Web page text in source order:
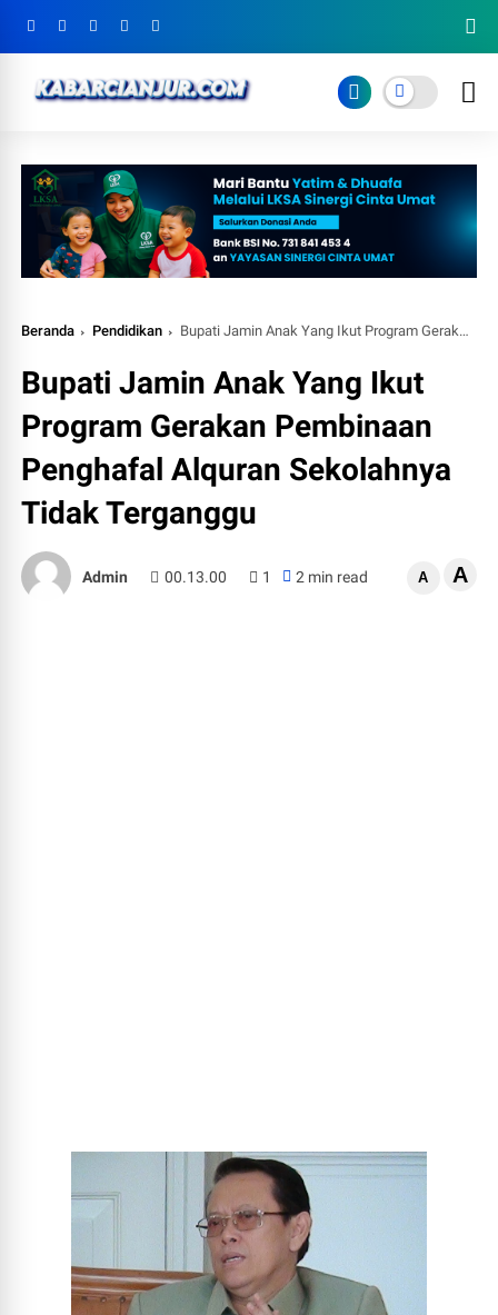
Beranda Pendidikan Bupati Jamin Anak Yang Ikut Program Gerakan Pembinaan Penghafal Alquran Sekolahnya Tidak Terganggu
Bupati Jamin Anak Yang Ikut
Program Gerakan Pembinaan
Penghafal Alquran Sekolahnya
Tidak Terganggu
Admin 00.13.00 1 2 min read A A